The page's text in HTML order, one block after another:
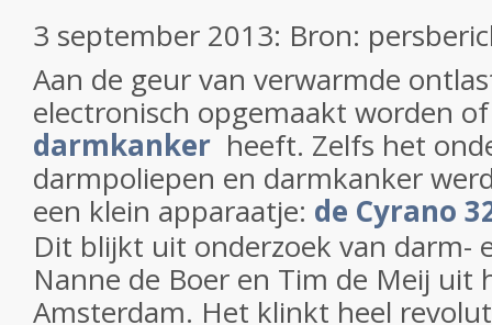
3 september 2013: Bron:
Aan de geur van verwarmde
electronisch opgemaakt worden
darmkanker heeft. Zelfs het
darmpoliepen en darmkanker
een klein apparaatje: de Cyrano
Dit blijkt uit onderzoek van darm-
Nanne de Boer en Tim de Meij uit
Amsterdam. Het klinkt heel